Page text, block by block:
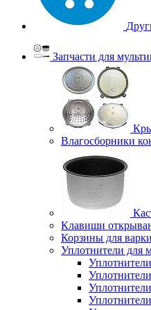
Запчасти для
Влагосборники
Клавиши
Корзины для
Уплотнители для